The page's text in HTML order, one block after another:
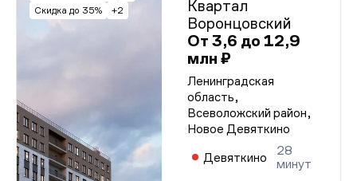
Скидка до 35%
+2
Квартал
Воронцовский
От 3,6 до 12,9
млн ₽
Ленинградская
область,
Всеволожский район,
Новое Девяткино
Девяткино
28
минут